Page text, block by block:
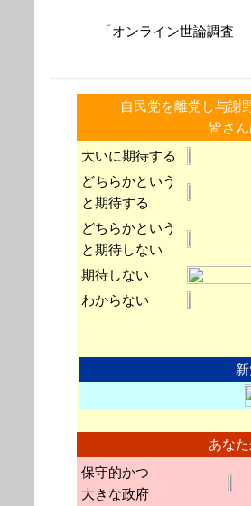
「オンライン世論調査
自民党を離党し与謝
皆さ
大いに期待する
どちらかという
と期待する
どちらかという
と期待しない
期待しない
わからない
あな
保守的かつ
大きな政府